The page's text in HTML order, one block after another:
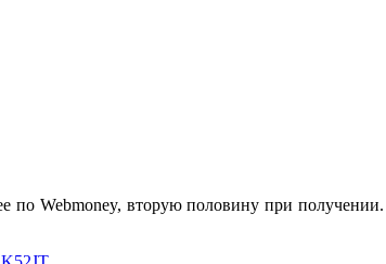
по Webmoney, вторую половину при